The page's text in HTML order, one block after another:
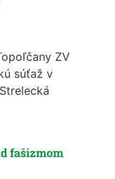
ZV
súťaž v
fašizmom